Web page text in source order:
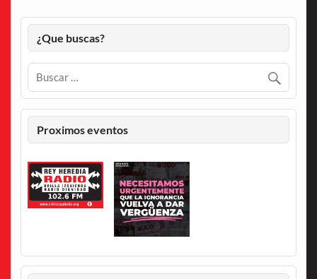
¿Que buscas?
Proximos eventos